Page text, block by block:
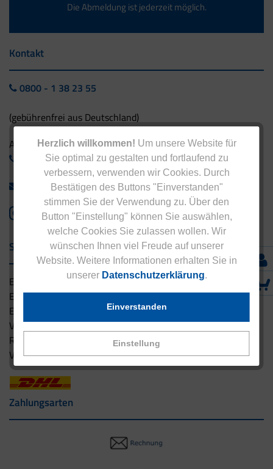
Herzlich willkommen! Um unsere Website für
Sie optimal zu gestalten und fortlaufend zu
verbessern, verwenden wir Cookies. Durch
Bestätigen des Buttons "Einverstanden"
stimmen Sie der Verwendung zu. Über den
Button "Einstellung" können Sie auswählen,
welche Cookies Sie zulassen wollen. Wir
wünschen Ihnen viel Freude auf unserer
Website. Weitere Informationen erhalten Sie in
unserer Datenschutzerklärung.
Einstellung
Einverstanden
Die Abmeldung ist jederzeit möglich.
Kontakt
0800 - 1 38 23 55
(gebührenfrei aus Deutschland)
Ausland:
+49 - 5042 940 660
info@eucell.de
Service & Versand
Eucell Gesundheitsservice
Eucell Ernährungscoach
Eucell Fitness Coach
Versandbedingungen
Rücksendung
Versandpartner innerhalb Deutschlands
Zahlungsarten